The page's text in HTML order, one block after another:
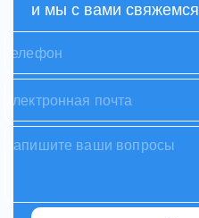
и мы с вами свяжемся